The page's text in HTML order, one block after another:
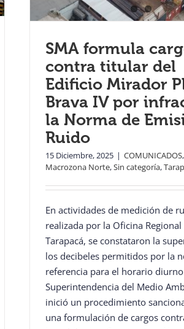
SMA formula
contra titular del
Edificio Mirador
Brava IV por
la Norma de
Ruido
15 Diciembre, 2025 | COMUNICADOS,
Macrozona Norte,Sin categoría,
En actividades de medición de
realizada por la Oficina Regional
Tarapacá, se constataron la
los decibeles permitidos por la
referencia para el horario
Superintendencia del Medio
inició un procedimiento
una formulación de cargos